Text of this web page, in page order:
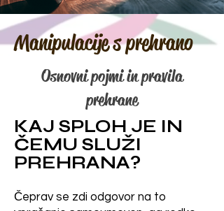
Manipulacije s prehrano
Osnovni pojmi in pravila
prehrane
KAJ SPLOH JE IN
ČEMU SLUŽI
PREHRANA?
Čeprav se zdi odgovor na to